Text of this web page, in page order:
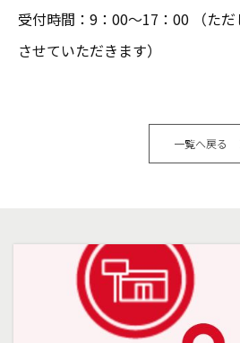
受付時間：9：00～17：00 （た
させていただきます）
一覧へ戻る